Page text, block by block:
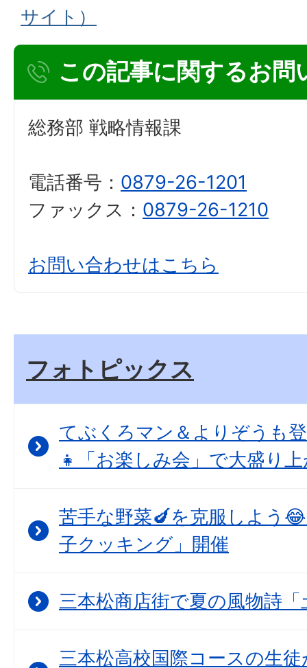
サイト）
この記事に関するお問
総務部 戦略情報課
電話番号： 0879-26-1201
ファックス： 0879-26-1210
お問い合わせはこちら
フォトピックス
てぶくろマン＆よりぞうも
👧「お楽しみ会」で大盛り
苦手な野菜🍆を克服しよう
子クッキング」開催
三本松商店街で夏の風物詩
三本松高校国際コースの生